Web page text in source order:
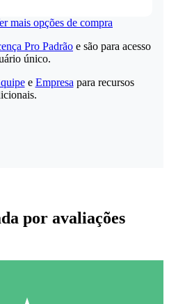
mais opções de compra
Pro Padrão e são para acesso
único.
e Empresa para recursos
por avaliações